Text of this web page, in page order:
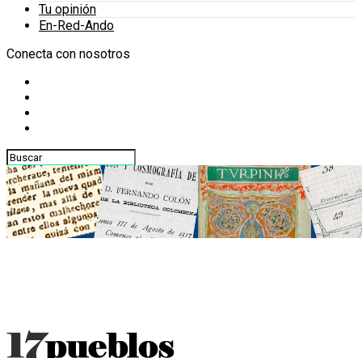
Tu opinión
En-Red-Ando
Conecta con nosotros